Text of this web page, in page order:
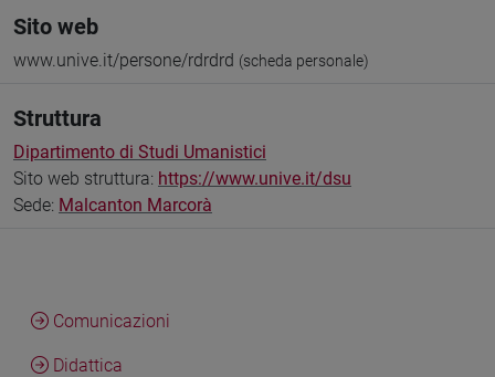
Sito web
www.unive.it/persone/rdrdrd (scheda personale)
Struttura
Dipartimento di Studi Umanistici
Sito web struttura: https://www.unive.it/dsu
Sede: Malcanton Marcorà
Comunicazioni
Didattica